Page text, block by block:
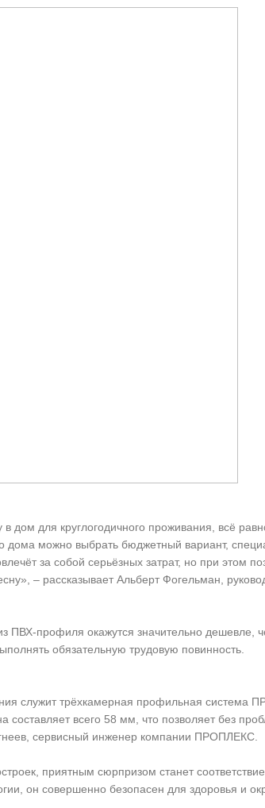
дом для круглогодичного проживания, всё
дома можно выбрать бюджетный вариант,
за собой серьёзных затрат, но при этом
– рассказывает Альберт Фогельман,
ПВХ-профиля окажутся значительно дешевле,
обязательную трудовую повинность.
служит трёхкамерная профильная система
составляет всего 58 мм, что позволяет без
сервисный инженер компании ПРОПЛЕКС.
приятным сюрпризом станет
он совершенно безопасен для здоровья и